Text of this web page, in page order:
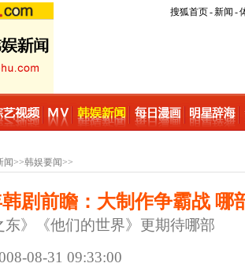
搜狐首页-新闻 -
闻>>韩娱要闻>>
剧前瞻：大制作争霸战 哪
东》《他们的世界》更期待哪部
08-31 09:33:00